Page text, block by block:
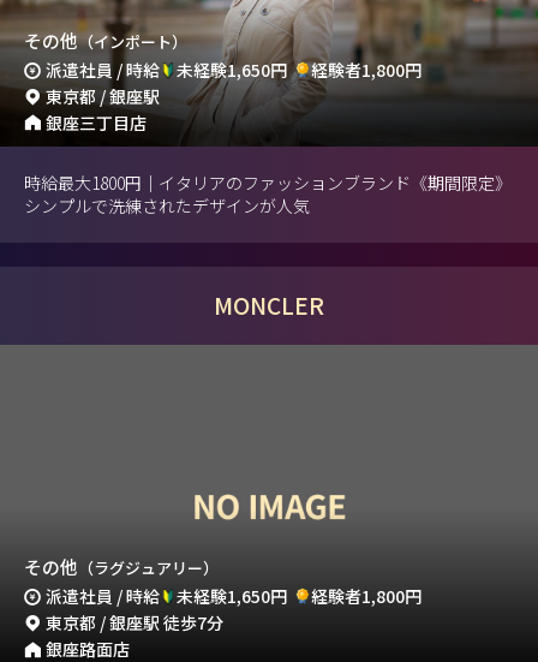
その他（インポート）
派遣社員 / 時給 未経験1,650円
経験者1,800円
東京都 / 銀座駅
銀座三丁目店
時給最大1800円｜イタリアのファッションブランド《期間限定》
シンプルで洗練されたデザインが人気
MONCLER
その他 （ラグジュアリー）
派遣社員 / 時給 未経験1,650円
経験者1,800円
東京都 / 銀座駅 徒歩7分
銀座路面店